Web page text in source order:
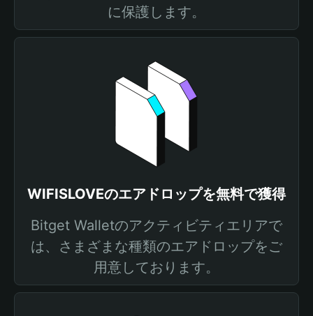
に保護します。
WIFISLOVEのエアドロップを無料で獲得
Bitget Walletのアクティビティエリアで
は、さまざまな種類のエアドロップをご
用意しております。